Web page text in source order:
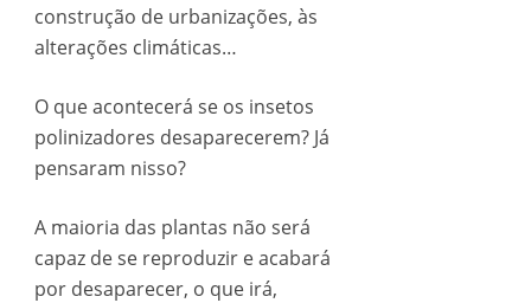
construção de urbanizações, às
alterações climáticas…
O que acontecerá se os insetos
polinizadores desaparecerem? Já
pensaram nisso?
A maioria das plantas não será
capaz de se reproduzir e acabará
por desaparecer, o que irá,